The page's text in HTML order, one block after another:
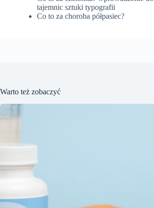
tajemnic sztuki typografii
Co to za choroba półpasiec?
Warto też zobaczyć